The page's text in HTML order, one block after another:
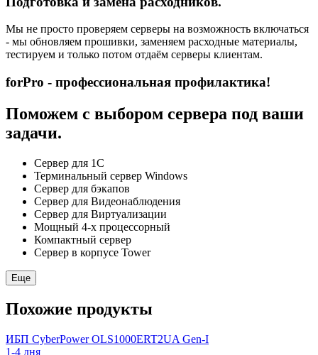
Мы не просто проверяем серверы на возможность включаться
- мы обновляем прошивки, заменяем расходные материалы,
тестируем и только потом отдаём серверы клиентам.
forPro - профессиональная профилактика!
Поможем с выбором сервера под ваши
задачи.
Сервер для 1С
Терминальный сервер Windows
Сервер для бэкапов
Сервер для Видеонаблюдения
Сервер для Виртуализации
Мощный 4-х процессорный
Компактный сервер
Сервер в корпусе Tower
Еще
Похожие продукты
ИБП CyberPower OLS1000ERT2UA Gen-I
1-4 дня